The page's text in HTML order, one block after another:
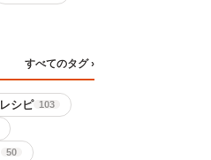
すべてのタグ ›
レシピ 103
50